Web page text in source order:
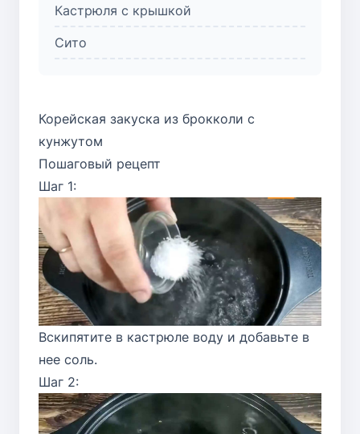
Кастрюля с крышкой
Сито
Корейская закуска из брокколи с
кунжутом
Пошаговый рецепт
Шаг 1:
Вскипятите в кастрюле воду и добавьте в
нее соль.
Шаг 2: